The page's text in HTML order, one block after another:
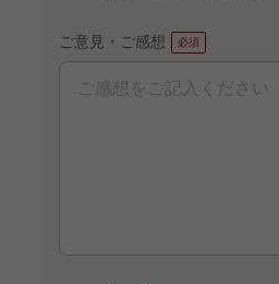
ご意見・ご感想